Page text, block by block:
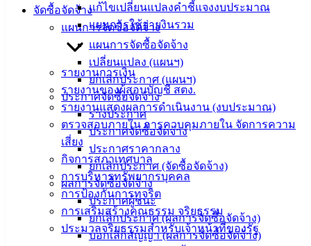
จัดซื้อจัดจ้าง
แผนการจัดซื้อจัดจ้าง
แผนการจัดซื้อจัดจ้าง
เปลี่ยนแปลง (แผนฯ)
ยกเลิกประกาศ (แผนฯ)
ประกาศจัดซื้อจัดจ้าง
ร่างประกาศ
ประกาศจัดซื้อจัดจ้าง
ประกาศราคากลาง
ยกเลิกประกาศ (จัดซื้อจัดจ้าง)
ผลการจัดซื้อจัดจ้าง
ประกาศผู้ชนะ
ยกเลิกประกาศ (ผลการจัดซื้อจัดจ้าง)
บอกเลิกสัญญา (ผลการจัดซื้อจัดจ้าง)
แก้ไขเปลี่ยนแปลงคำชี้แจงงบประมาณ
แผนการใช้จ่ายงินรวม
รายงานการเงิน
รายงานของผู้สอบบัญชี สตง.
รายงานแสดงผลการดำเนินงาน (งบประมาณ)
ตรวจสอบภายใน การควบคุมภายใน จัดการความ
เสี่ยง
กิจการสภาเทศบาล
การบริหารทรัพยากรบุคคล
การป้องกันการทุจริต
การเสริมสร้างคุณธรรม จริยธรรม
ประมวลจริยธรรมสำหรับเจ้าหน้าที่ของรัฐ
ศิลา
สำนักงาน
เทศบาลเมือง
อ่างศิลา 90/338
ม.3 ต.เสม็ด
อ.เมือง จ.ชลบุรี
038-
142-100-104
บริการ